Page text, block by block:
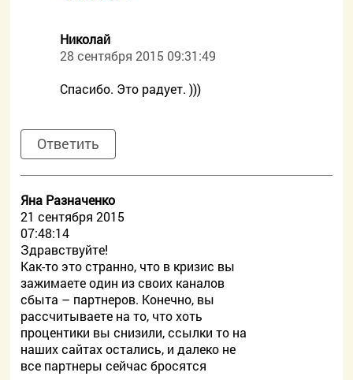
Николай
28 сентября 2015 09:31:49
Спасибо. Это радует. )))
Ответить
Яна Разначенко
21 сентября 2015
07:48:14
Здравствуйте!
Как-то это странно, что в кризис вы
зажимаете один из своих каналов
сбыта – партнеров. Конечно, вы
рассчитываете на то, что хоть
процентики вы снизили, ссылки то на
наших сайтах остались, и далеко не
все партнеры сейчас бросятся